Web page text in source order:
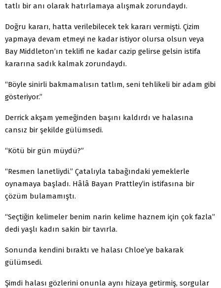
tatlı bir anı olarak hatırlamaya alışmak zorundaydı.
Doğru kararı, hatta verilebilecek tek kararı vermişti. Çizim
yapmaya devam etmeyi ne kadar istiyor olursa olsun veya
Bay Middleton’ın teklifi ne kadar cazip gelirse gelsin istifa
kararına sadık kalmak zorundaydı.
“Böyle sinirli bakmamalısın tatlım, seni tehlikeli bir adam gibi
gösteriyor.”
Derrick akşam yemeğinden başını kaldırdı ve halasına
cansız bir şekilde gülümsedi.
“Kötü bir gün müydü?”
“Resmen lanetliydi.” Çatalıyla tabağındaki yemeklerle
oynamaya başladı. Hâlâ Bayan Prattley’in istifasına bir
çözüm bulamamıştı.
“Seçtiğin kelimeler benim narin kelime haznem için çok fazla”
dedi yaşlı kadın sakin bir tavırla.
Sonunda kendini bıraktı ve halası Chloe’ye bakarak
gülümsedi.
Şimdi halası gözlerini onunla aynı hizaya getirmiş, sorgular